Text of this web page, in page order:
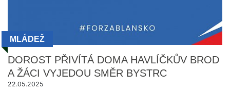
MLÁDEŽ
DOROST PŘIVÍTÁ DOMA HAVLÍČKŮV BROD
A ŽÁCI VYJEDOU SMĚR BYSTRC
22.05.2025